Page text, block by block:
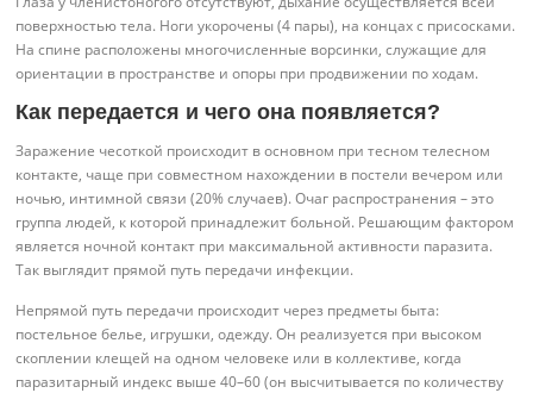
поверхностью тела. Ноги укорочены (4 пары), на концах с присосками.
На спине расположены многочисленные ворсинки, служащие для
ориентации в пространстве и опоры при продвижении по ходам.
Как передается и чего она появляется?
Заражение чесоткой происходит в основном при тесном телесном
контакте, чаще при совместном нахождении в постели вечером или
ночью, интимной связи (20% случаев). Очаг распространения – это
группа людей, к которой принадлежит больной. Решающим фактором
является ночной контакт при максимальной активности паразита.
Так выглядит прямой путь передачи инфекции.
Непрямой путь передачи происходит через предметы быта:
постельное белье, игрушки, одежду. Он реализуется при высоком
скоплении клещей на одном человеке или в коллективе, когда
паразитарный индекс выше 40–60 (он высчитывается по количеству